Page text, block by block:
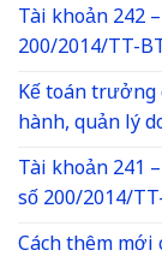
Tài khoản 242
200/2014/TT-
Kế toán
hành, quản lý
Tài khoản 241
số 200/2014/
Cách thêm